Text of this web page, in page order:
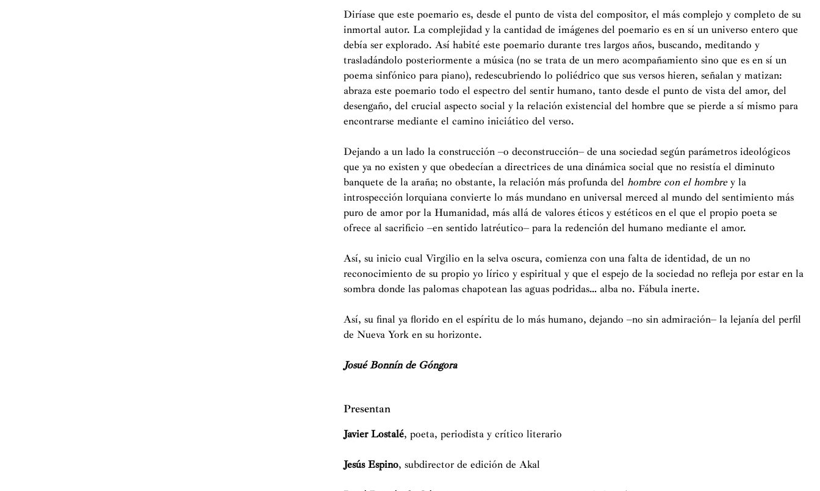
Diríase que este poemario es, desde el punto de vista del compositor, el más complejo y completo de su
inmortal autor. La complejidad y la cantidad de imágenes del poemario es en sí un universo entero que
debía ser explorado. Así habité este poemario durante tres largos años, buscando, meditando y
trasladándolo posteriormente a música (no se trata de un mero acompañamiento sino que es en sí un
poema sinfónico para piano), redescubriendo lo poliédrico que sus versos hieren, señalan y matizan:
abraza este poemario todo el espectro del sentir humano, tanto desde el punto de vista del amor, del
desengaño, del crucial aspecto social y la relación existencial del hombre que se pierde a sí mismo para
encontrarse mediante el camino iniciático del verso.
Dejando a un lado la construcción –o deconstrucción– de una sociedad según parámetros ideológicos
que ya no existen y que obedecían a directrices de una dinámica social que no resistía el diminuto
banquete de la araña; no obstante, la relación más profunda delhombre con el hombrey la
introspección lorquiana convierte lo más mundano en universal merced al mundo del sentimiento más
puro de amor por la Humanidad, más allá de valores éticos y estéticos en el que el propio poeta se
ofrece al sacrificio –en sentido latréutico– para la redención del humano mediante el amor.
Así, su inicio cual Virgilio en la selva oscura, comienza con una falta de identidad, de un no
reconocimiento de su propio yo lírico y espiritual y que el espejo de la sociedad no refleja por estar en la
sombra donde las palomas chapotean las aguas podridas… alba no. Fábula inerte.
Así, su final ya florido en el espíritu de lo más humano, dejando –no sin admiración– la lejanía del perfil
de Nueva York en su horizonte.
Josué Bonnín de Góngora
Presentan
Javier Lostalé, poeta, periodista y crítico literario
Jesús Espino, subdirector de edición de Akal